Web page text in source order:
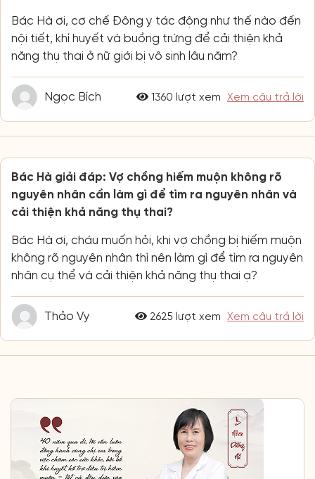
Bác Hà ơi, cơ chế Đông y tác động như thế nào đến
nội tiết, khí huyết và buồng trứng để cải thiện khả
năng thụ thai ở nữ giới bị vô sinh lâu năm?
Ngọc Bích 1360 lượt xem Xem câu trả lời
Bác Hà giải đáp: Vợ chồng hiếm muộn không rõ
nguyên nhân cần làm gì để tìm ra nguyên nhân và
cải thiện khả năng thụ thai?
Bác Hà ơi, cháu muốn hỏi, khi vợ chồng bị hiếm muộn
không rõ nguyên nhân thì nên làm gì để tìm ra nguyên
nhân cụ thể và cải thiện khả năng thụ thai ạ?
Thảo Vy 2625 lượt xem Xem câu trả lời